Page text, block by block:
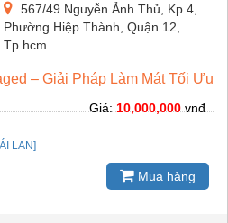
567/49 Nguyễn Ảnh Thủ, Kp.4,
Phường Hiệp Thành, Quận 12,
Tp.hcm
– Giải Pháp Làm Mát Tối Ưu
LAN]
Giá: 10,000,000 vnđ
Mua hàng